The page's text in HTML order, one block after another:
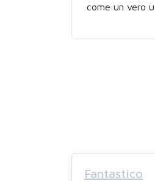
come un vero
Fantastico